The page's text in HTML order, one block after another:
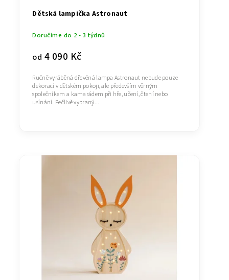
Dětská lampička Astronaut
Doručíme do 2 - 3 týdnů
od 4 090 Kč
Ručně vyráběná dřevěná lampa Astronaut nebude pouze
dekorací v dětském pokoji, ale především věrným
společníkem a kamarádem při hře, učení, čtení nebo
usínání. Pečlivě vybraný...